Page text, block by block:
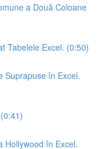
a Două Coloane
Tabelele Excel. (0:50)
Suprapuse în Excel.
Hollywood în Excel.